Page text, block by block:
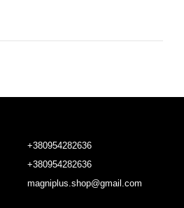
+380954282636
+380954282636
magniplus.shop@gmail.com